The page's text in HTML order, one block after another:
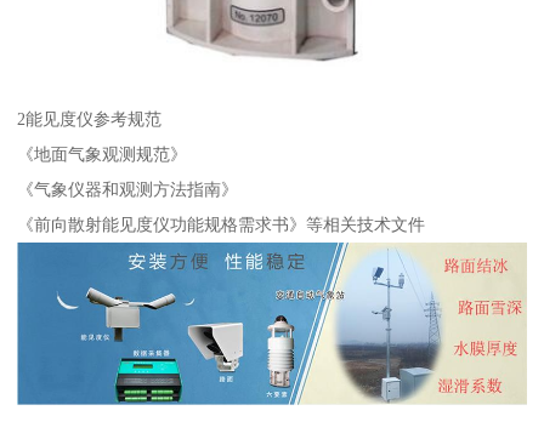
2能见度仪参考规范
《地面气象观测规范》
《气象仪器和观测方法指南》
《前向散射能见度仪功能规格需求书》等相关技术文件